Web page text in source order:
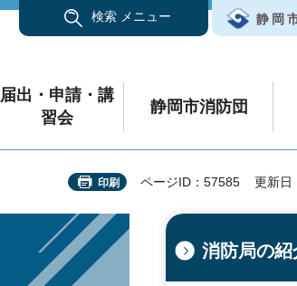
検索メニュー 静岡
届出・申請・講
習会
静岡市消防団
印刷 ページID：57585 更新日
消防局の紹